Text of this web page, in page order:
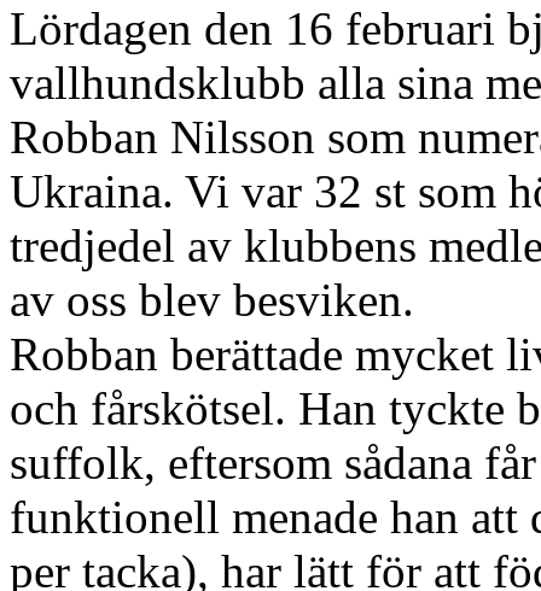
Lördagen den 16 februari
vallhundsklubb alla sina
Robban Nilsson som
Ukraina. Vi var 32 st som
tredjedel av klubbens
av oss blev besviken.
Robban berättade mycket
och fårskötsel. Han tyckte
suffolk, eftersom sådana
funktionell menade han att
per tacka), har lätt för att